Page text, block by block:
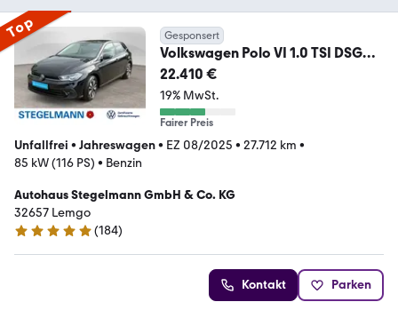
Top Gesponsert
Volkswagen Polo VI 1.0 TSI DSG
Goal *AHK*LED*Kamera*Navi*
22.410 €
19% MwSt.
Fairer Preis
Unfallfrei • Jahreswagen• EZ 08/2025 • 27.712 km •
85 kW (116 PS) • Benzin
Autohaus Stegelmann GmbH & Co. KG
32657 Lemgo
4.9 Sterne
(184)
Kontakt Parken